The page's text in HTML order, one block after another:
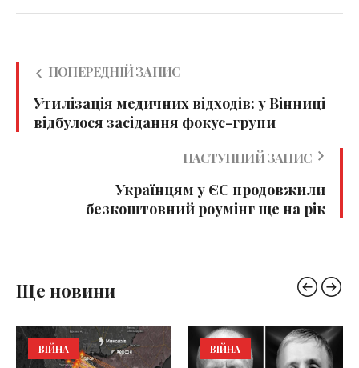
ПОПЕРЕДНІЙ ЗАПИС
Утилізація медичних відходів: у Вінниці
відбулося засідання фокус-групи
НАСТУПНИЙ ЗАПИС
Українцям у ЄС продовжили
безкоштовний роумінг ще на рік
Ще новини
ВІЙНА ВІЙНА